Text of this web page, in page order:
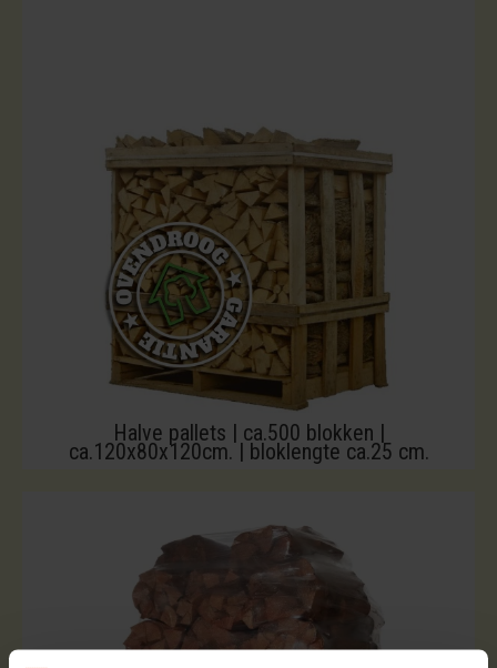
Halve pallets | ca.500 blokken |
ca.120x80x120cm. | bloklengte ca.25 cm.